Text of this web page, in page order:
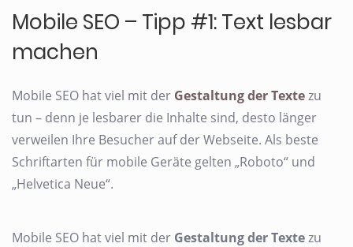
Mobile SEO – Tipp #1: Text lesbar
machen
Mobile SEO hat viel mit der Gestaltung der Textezu
tun – denn je lesbarer die Inhalte sind, desto länger
verweilen Ihre Besucher auf der Webseite. Als beste
Schriftarten für mobile Geräte gelten „Roboto“ und
„Helvetica Neue“.
Mobile SEO hat viel mit der Gestaltung der Textezu